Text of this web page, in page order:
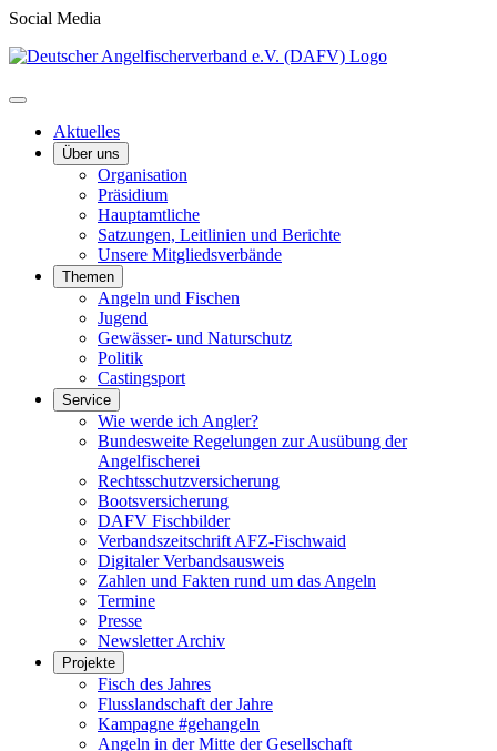
Social Media
Aktuelles
Über uns
Organisation
Präsidium
Hauptamtliche
Satzungen, Leitlinien und Berichte
Unsere Mitgliedsverbände
Themen
Angeln und Fischen
Jugend
Gewässer- und Naturschutz
Politik
Castingsport
Service
Wie werde ich Angler?
Bundesweite Regelungen zur Ausübung der
Angelfischerei
Rechtsschutzversicherung
Bootsversicherung
DAFV Fischbilder
Verbandszeitschrift AFZ-Fischwaid
Digitaler Verbandsausweis
Zahlen und Fakten rund um das Angeln
Termine
Presse
Newsletter Archiv
Projekte
Fisch des Jahres
Flusslandschaft der Jahre
Kampagne #gehangeln
Angeln in der Mitte der Gesellschaft